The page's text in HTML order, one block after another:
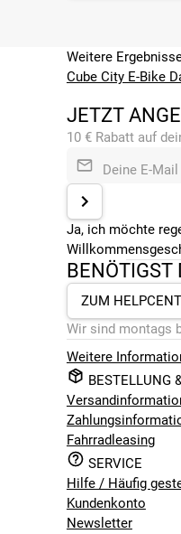
Weitere
Cube City E-Bike
JETZT
10 € Rabatt auf
Deine E-
Ja, ich möchte
BENÖTIGST
ZUM
Wir sind montags
Weitere
BESTELLUNG
Fahrradleasing
SERVICE
Hilfe / Häufig
Kundenkonto
Newsletter